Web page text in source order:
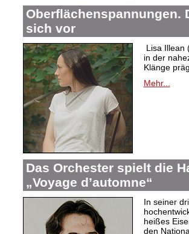
Oberflächenspannungen.
sich vor
Lisa Illean
in der
Klänge
Mehr...
Das Orchester spielt die
„Voyage d’automne“
In seiner
heißes
den